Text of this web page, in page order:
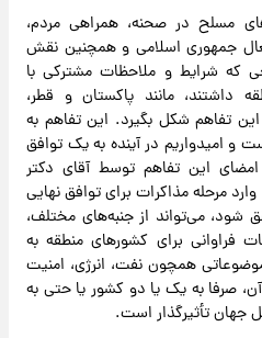
مسلح در صحنه، همراهی مردم،
جمهوری اسلامی و همچنین نقش
که شرایط و ملاحظات مشترکی با
داشتند، مانند پاکستان و قطر،
تفاهم شکل بگیرد. این تفاهم به
و امیدواریم در آینده به یک توافق
این تفاهم توسط آقای دکتر
مرحله مذاکرات برای توافق نهایی
شود، می‌تواند از جنبه‌های مختلف،
فراوانی برای کشورهای منطقه به
همچون نفت، انرژی، امنیت
صرفا به یک یا دو کشور یا حتی به
جهان تأثیرگذار است.